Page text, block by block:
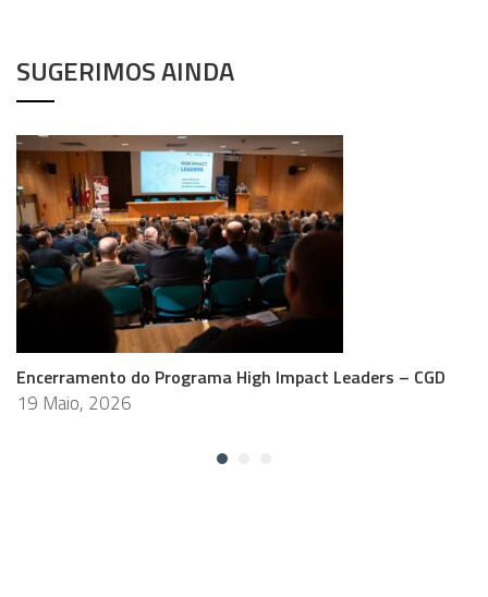
SUGERIMOS AINDA
Encerramento do Programa High Impact Leaders – CGD
19 Maio, 2026